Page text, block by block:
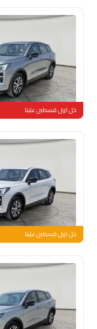
مستعملة 68,889 كم
خل اول قسطين علينا
مستعملة 28,781 كم
خل اول قسطين علينا